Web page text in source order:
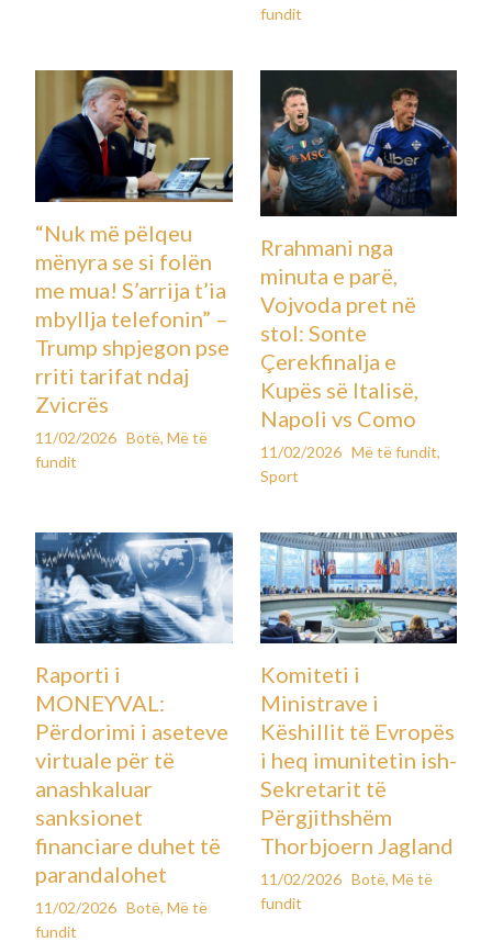
fundit
“Nuk më pëlqeu
mënyra se si folën
me mua! S’arrija t’ia
mbyllja telefonin” –
Trump shpjegon pse
rriti tarifat ndaj
Zvicrës
11/02/2026 Botë,Më të
fundit
Rrahmani nga
minuta e parë,
Vojvoda pret në
stol: Sonte
Çerekfinalja e
Kupës së Italisë,
Napoli vs Como
11/02/2026 Më të fundit,
Sport
Raporti i
MONEYVAL:
Përdorimi i aseteve
virtuale për të
anashkaluar
sanksionet
financiare duhet të
parandalohet
11/02/2026 Botë,Më të
fundit
Komiteti i
Ministrave i
Këshillit të Evropës
i heq imunitetin ish-
Sekretarit të
Përgjithshëm
Thorbjoern Jagland
11/02/2026 Botë, Më të
fundit